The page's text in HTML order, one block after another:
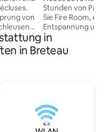
von
oder
3.
Küche,
zum
Stunden von Paris
Sie Fire Room,
Entspannung
zweit gewidmet
Spa,
Atmosphäre
Gemütliches
🍽️ Ausgestattete
in
in Breteau